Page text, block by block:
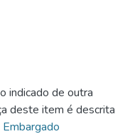
indicado de outra
deste item é descrita